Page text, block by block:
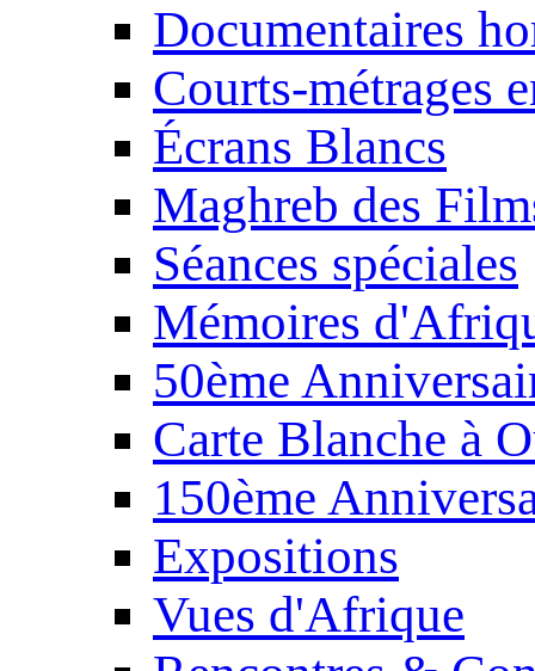
Documentaires
Courts-métrages
Écrans Blancs
Maghreb des
Séances spéciales
Mémoires
50ème
Carte Blanche à
150ème
Expositions
Vues d'Afrique